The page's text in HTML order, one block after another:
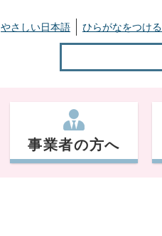
やさしい日本語 ひらがなをつける
事業者の方へ